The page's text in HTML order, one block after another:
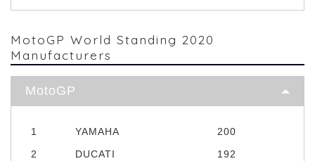
MotoGP World Standing 2020
Manufacturers
MotoGP
1 YAMAHA
200
2
DUCATI
192